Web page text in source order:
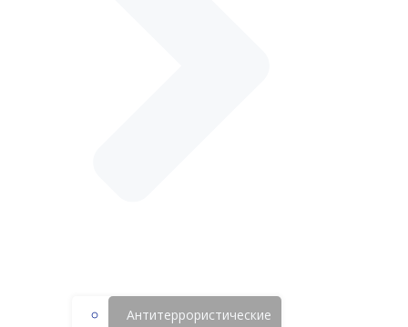
Антитеррористические